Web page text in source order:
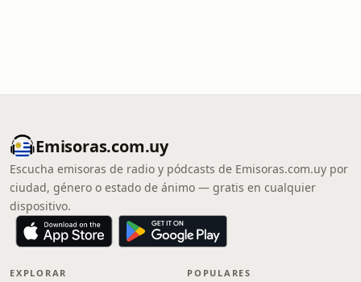
Emisoras.com.uy
Escucha emisoras de radio y pódcasts de Emisoras.com.uy por
ciudad, género o estado de ánimo — gratis en cualquier
dispositivo.
EXPLORAR POPULARES